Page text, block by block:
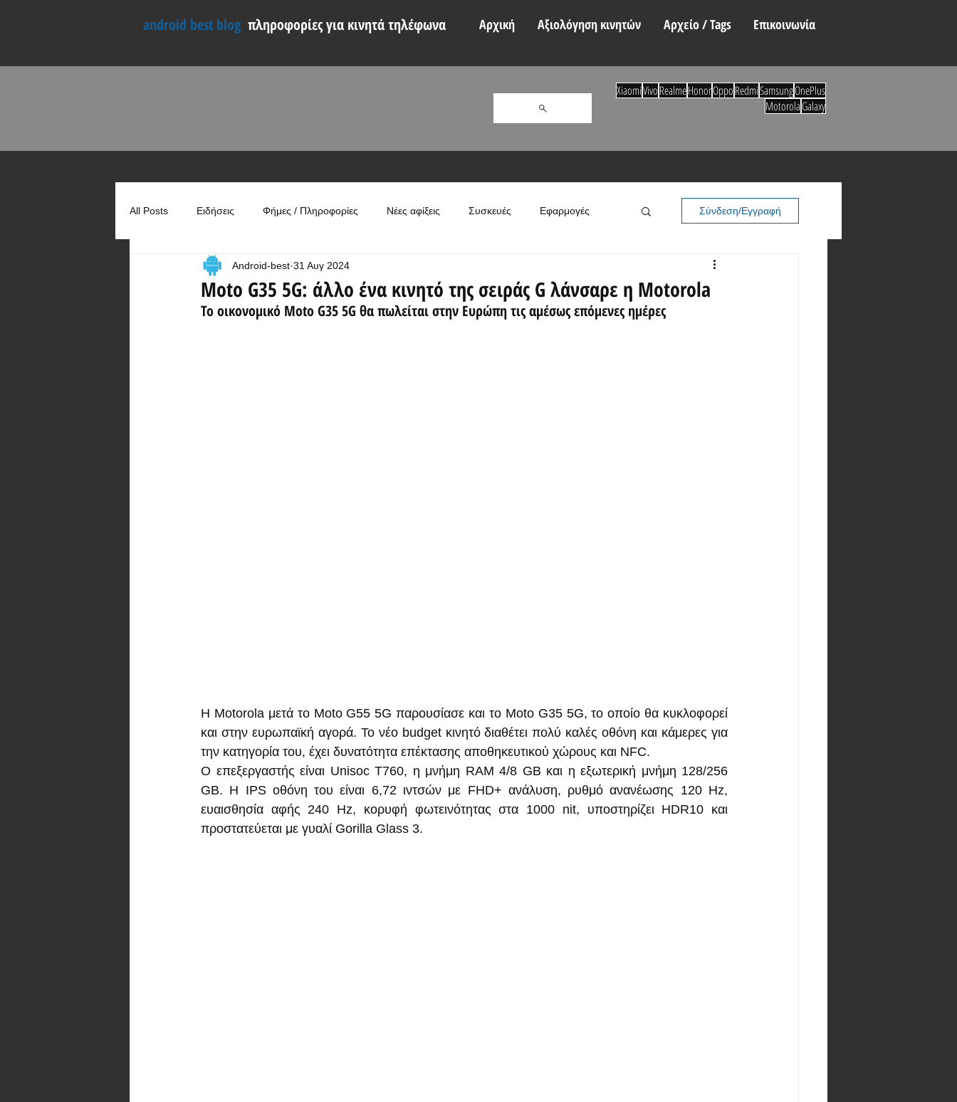
android best blog πληροφορίες για κινητά τηλέφωνα Αρχική Αξιολόγηση κινητών Αρχείο / Tags Επικοινωνία
All Posts Ειδήσεις Φήμες / Πληροφορίες Νέες αφίξεις Συσκευές Εφαρμογές
Συγκρίσεις Χρήσιμα
Σύνδεση/Εγγραφή
Moto G35 5G: άλλο ένα κινητό της σειράς G λάνσαρε η Motorola
Android-best 31 Αυγ 2024
Το οικονομικό Moto G35 5G θα πωλείται στην Ευρώπη τις αμέσως επόμενες ημέρες
Η Motorola μετά το Moto G55 5G παρουσίασε και το Moto G35 5G, το οποίο θα κυκλοφορεί
και στην ευρωπαϊκή αγορά. Το νέο budget κινητό διαθέτει πολύ καλές οθόνη και κάμερες για
την κατηγορία του, έχει δυνατότητα επέκτασης αποθηκευτικού χώρους και NFC.
Ο επεξεργαστής είναι Unisoc T760, η μνήμη RAM 4/8 GB και η εξωτερική μνήμη 128/256
GB. Η IPS οθόνη του είναι 6,72 ιντσών με FHD+ ανάλυση, ρυθμό ανανέωσης 120 Hz,
ευαισθησία αφής 240 Hz, κορυφή φωτεινότητας στα 1000 nit, υποστηρίζει HDR10 και
προστατεύεται με γυαλί Gorilla Glass 3.
XiaomiVivoRealmeHonorOppoRedmiSamsungOnePlus
MotorolaGalaxy